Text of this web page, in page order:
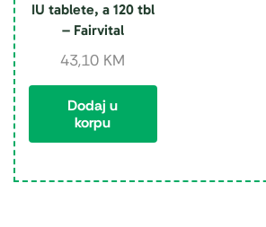
IU tablete, a 120 tbl
– Fairvital
43,10 KM
Dodaj u
korpu